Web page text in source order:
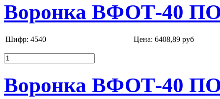
Воронка ВФОТ-40
Шифр: 4540 Цена: 6408,89 руб
Воронка ВФОТ-40